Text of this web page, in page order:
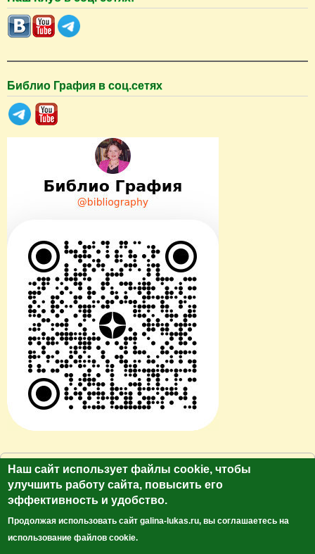
и
с
к
Библио Графия в соц.сетях
© Сайт клуб путешественников "Лукас Тур"
https://galina-lukas.ru.
Копирование текста и фото только с разрешения
автора. Все права защищены.
Наш сайт использует файлы cookie, чтобы
улучшить работу сайта, повысить его
эффективность и удобство.
Продолжая использовать сайт galina-lukas.ru, вы соглашаетесь на
использование файлов cookie.